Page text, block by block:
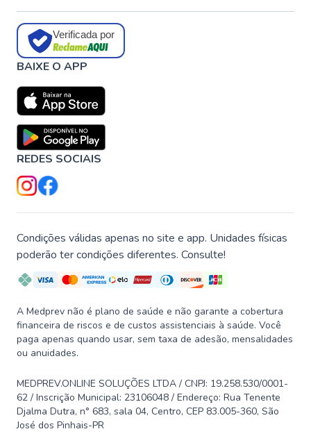
Verificada por
BAIXE O APP
REDES SOCIAIS
Condições válidas apenas no site e app. Unidades físicas
poderão ter condições diferentes. Consulte!
A Medprev não é plano de saúde e não garante a cobertura
financeira de riscos e de custos assistenciais à saúde. Você
paga apenas quando usar, sem taxa de adesão, mensalidades
ou anuidades.
MEDPREV.ONLINE SOLUÇÕES LTDA / CNPJ: 19.258.530/0001-
62 / Inscrição Municipal: 23106048 / Endereço: Rua Tenente
Djalma Dutra, n° 683, sala 04, Centro, CEP 83.005-360, São
José dos Pinhais-PR